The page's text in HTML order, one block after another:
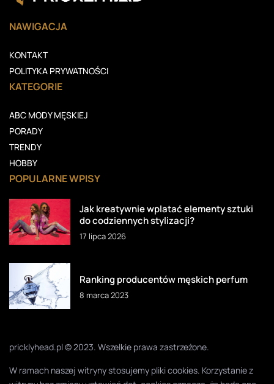
NAWIGACJA
KONTAKT
POLITYKA PRYWATNOŚCI
KATEGORIE
ABC MODY MĘSKIEJ
PORADY
TRENDY
HOBBY
POPULARNE WPISY
Jak kreatywnie wplatać elementy sztuki
do codziennych stylizacji?
17 lipca 2026
Ranking producentów męskich perfum
8 marca 2023
pricklyhead.pl © 2023. Wszelkie prawa zastrzeżone.
W ramach naszej witryny stosujemy pliki cookies. Korzystanie z